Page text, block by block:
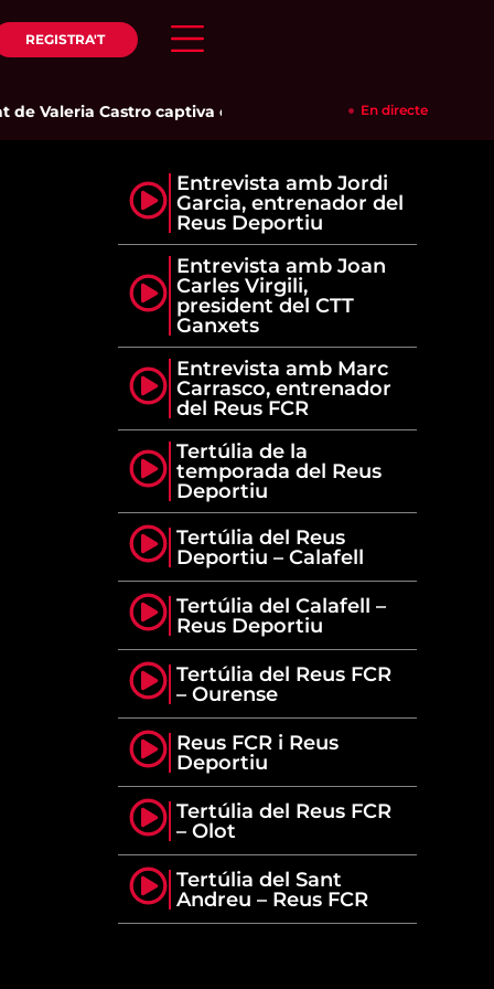
REGISTRA'T
Valeria Castro captiva el públic del Parc del Pinaret
En directe
Entrevista amb Jordi
Garcia, entrenador del
Reus Deportiu
Entrevista amb Joan
Carles Virgili,
president del CTT
Ganxets
Entrevista amb Marc
Carrasco, entrenador
del Reus FCR
Tertúlia de la
temporada del Reus
Deportiu
Tertúlia del Reus
Deportiu – Calafell
Tertúlia del Calafell –
Reus Deportiu
Tertúlia del Reus FCR
– Ourense
Reus FCR i Reus
Deportiu
Tertúlia del Reus FCR
– Olot
Tertúlia del Sant
Andreu – Reus FCR